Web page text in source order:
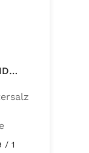
eine
/ 1